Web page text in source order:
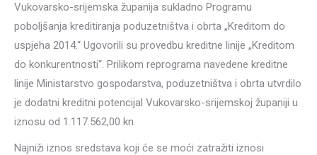
Vukovarsko-srijemska županija sukladno Programu
poboljšanja kreditiranja poduzetništva i obrta „Kreditom do
uspjeha 2014.“ Ugovorili su provedbu kreditne linije „Kreditom
do konkurentnosti“. Prilikom reprograma navedene kreditne
linije Ministarstvo gospodarstva, poduzetništva i obrta utvrdilo
je dodatni kreditni potencijal Vukovarsko-srijemskoj županiji u
iznosu od 1.117.562,00 kn.
Najniži iznos sredstava koji će se moći zatražiti iznosi